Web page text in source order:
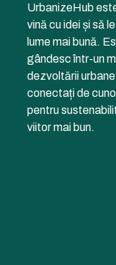
UrbanizeHub
vină cu idei și să
lume mai bună.
gândesc într-un
dezvoltării
conectați de
pentru
viitor mai bun.